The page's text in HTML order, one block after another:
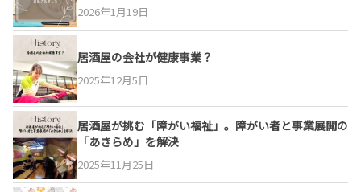
2026年1月19日
居酒屋の会社が健康事業？
2025年12月5日
居酒屋が挑む「障がい福祉」。障がい者と事業展開の
「あきらめ」を解決
2025年11月25日